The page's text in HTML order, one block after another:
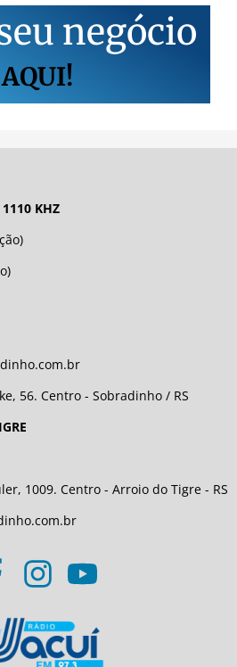
eu negócio
AQUI!
KHZ
56. Centro - Sobradinho / RS
1009. Centro - Arroio do Tigre - RS